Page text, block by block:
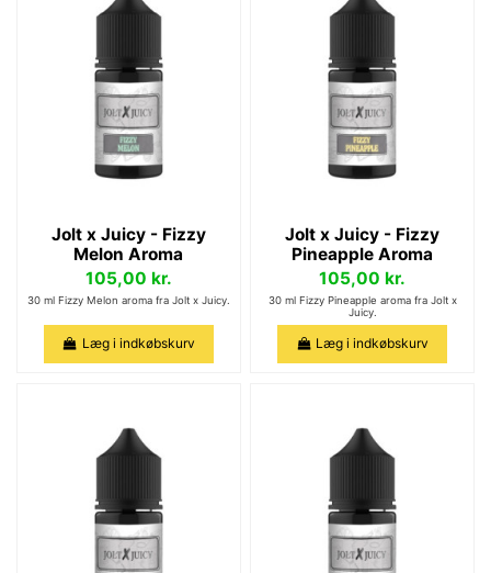
Jolt x Juicy - Fizzy
Melon Aroma
105,00 kr.
30 ml Fizzy Melon aroma fra Jolt x Juicy.
Læg i indkøbskurv
Jolt x Juicy - Fizzy
Pineapple Aroma
105,00 kr.
30 ml Fizzy Pineapple aroma fra Jolt x
Juicy.
Læg i indkøbskurv